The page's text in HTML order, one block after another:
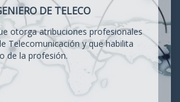
DE TELECO
otorga atribuciones profesionales
Telecomunicación y que habilita
de la profesión.